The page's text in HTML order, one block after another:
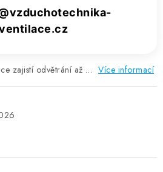
zajistí odvětrání až … Více informací